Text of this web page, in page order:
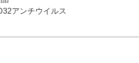
アンチウイルス